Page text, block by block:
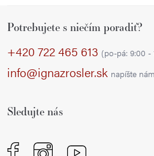
Potrebujete s niečím poradiť?
+420 722 465 613 (po-pá: 9:00 -
info@ignazrosler.sk napíšte
Sledujte nás